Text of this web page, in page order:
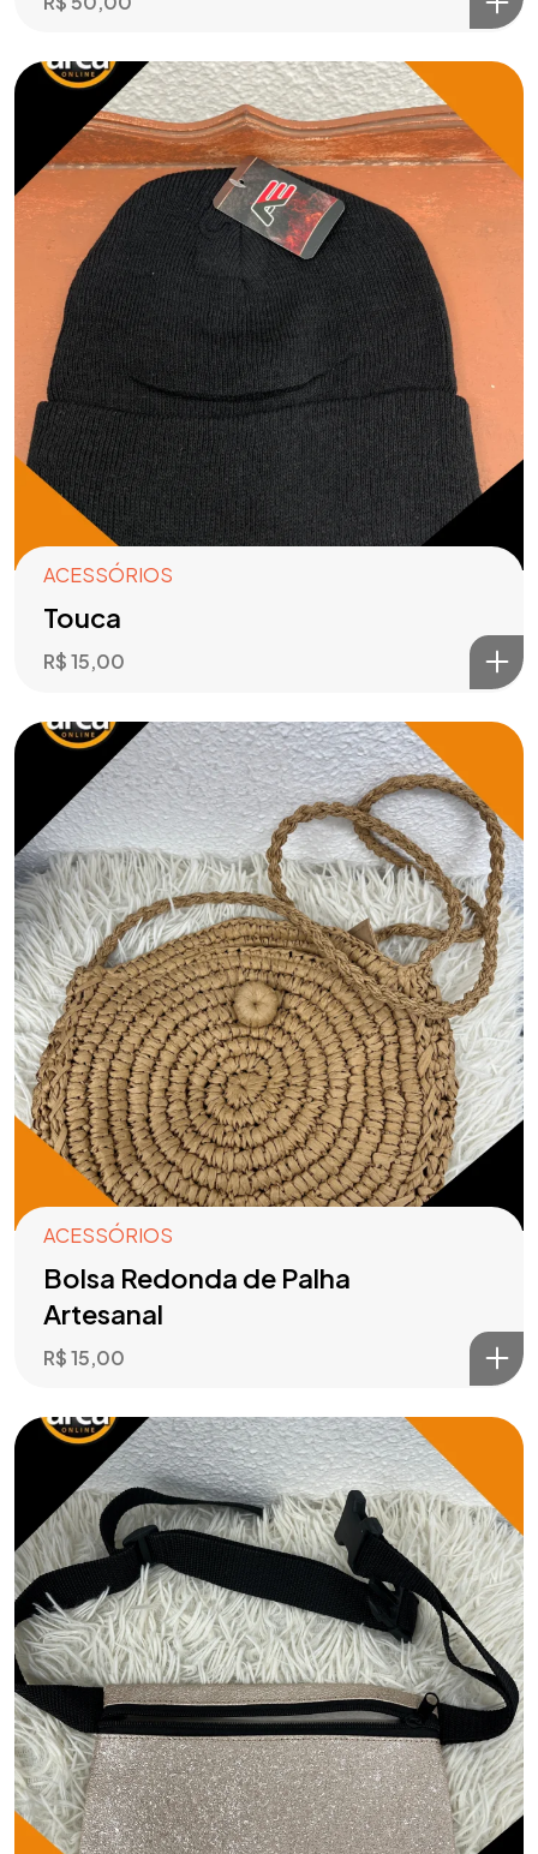
ACESSÓRIOS
Touca
R$15,00
ACESSÓRIOS
Bolsa Redonda de Palha
Artesanal
R$15,00